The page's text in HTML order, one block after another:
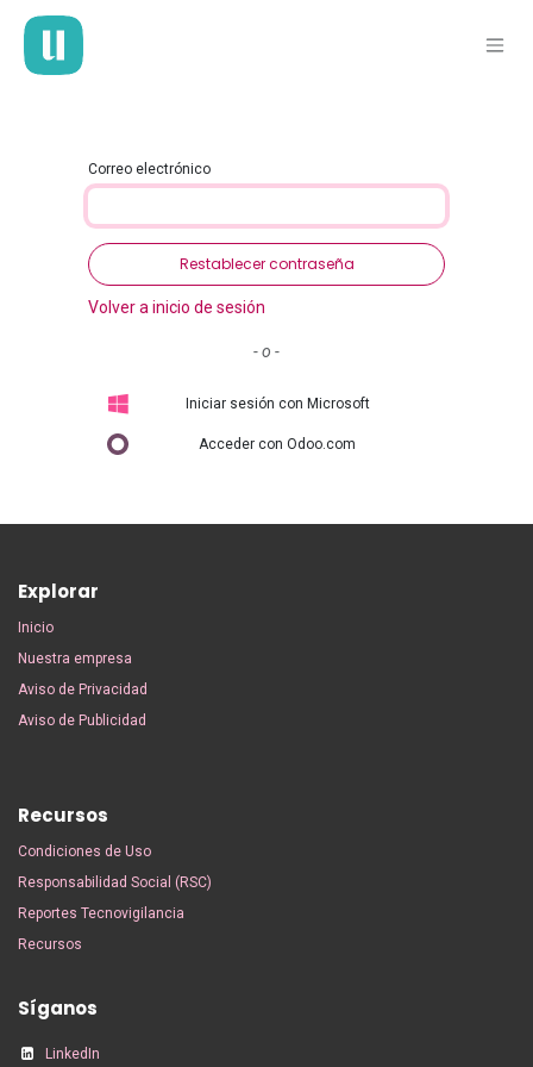
Correo electrónico
Restablecer contraseña
Volver a inicio de sesión
- o -
Iniciar sesión con Microsoft
Acceder con Odoo.com
Explorar
Inicio
Nuestra empresa
Aviso de Privacidad
Aviso de Publicidad
Recursos
Condiciones de Uso
Responsabilidad Social (RSC)
Reportes Tecnovigilancia
Recursos
Síganos
LinkedIn